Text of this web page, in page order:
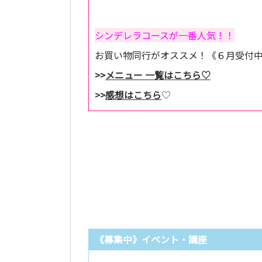
シンデレラコースが一番人気！！
お買い物同行がオススメ！《６月受付
>>メニュー 一覧はこちら♡
>>感想はこちら♡
《募集中》イベント・講座